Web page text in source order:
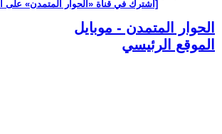
[اشترك في قناة ‫«الحوار المتمدن» على
الحوار المتمدن - موبايل
الموقع الرئيسي